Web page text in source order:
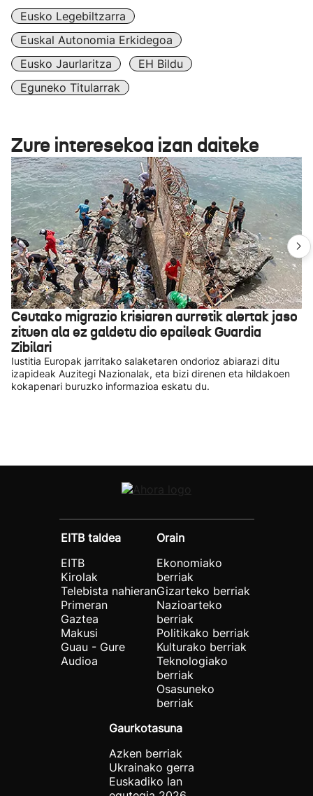
Eusko Legebiltzarra
Euskal Autonomia Erkidegoa
Eusko Jaurlaritza
EH Bildu
Eguneko Titularrak
Zure interesekoa izan daiteke
Ceutako migrazio krisiaren aurretik alertak jaso
zituen ala ez galdetu dio epaileak Guardia
Zibilari
Iustitia Europak jarritako salaketaren ondorioz abiarazi ditu
izapideak Auzitegi Nazionalak, eta bizi direnen eta hildakoen
kokapenari buruzko informazioa eskatu du.
EITB taldea
EITB
Kirolak
Telebista nahieran
Primeran
Gaztea
Makusi
Guau - Gure
Audioa
Orain
Ekonomiako
berriak
Gizarteko berriak
Nazioarteko
berriak
Politikako berriak
Kulturako berriak
Teknologiako
berriak
Osasuneko
berriak
Gaurkotasuna
Azken berriak
Ukrainako gerra
Euskadiko lan